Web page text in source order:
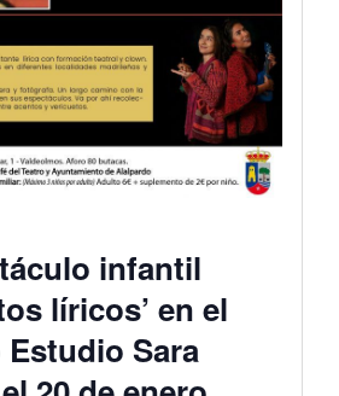
infantil
líricos’ en el
Estudio Sara